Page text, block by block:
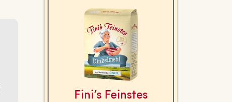
Fini’s Feinstes